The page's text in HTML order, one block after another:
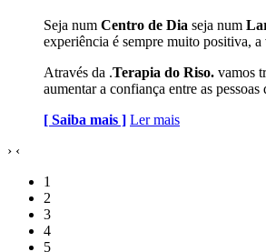
Seja num Centro de Dia seja num
experiência é sempre muito positiva,
Através da .Terapia do Riso. vamos
aumentar a confiança entre as
[ Saiba mais ] Ler mais
› ‹
1
2
3
4
5